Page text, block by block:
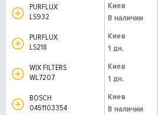
PURFLUX
LS932
Киев
В наличии
PURFLUX
LS218
Киев
1 дн.
WIX FILTERS
WL7207
Киев
1 дн.
BOSCH
0451103354
Киев
В наличии